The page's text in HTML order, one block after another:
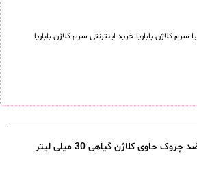
حاوی کلاژن گیاهی 30 میلی لیتر